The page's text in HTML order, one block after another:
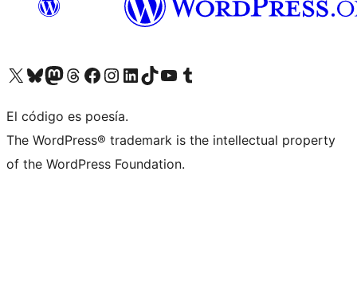
Visita nuestra cuenta de X (anteriormente Twitter)
Visita nuestra cuenta de Bluesky
Visita nuestra cuenta de Mastodon
Visita nuestra cuenta de Threads
Visita nuestra página de Facebook
Visita nuestra cuenta de Instagram
Visita nuestra cuenta de LinkedIn
Visita nuestra cuenta de TikTok
Visita nuestro canal de YouTube
Visita nuestra cuenta de Tumblr
El código es poesía.
The WordPress® trademark is the intellectual property
of the WordPress Foundation.